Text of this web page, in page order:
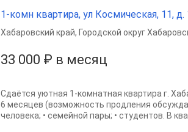
1-комн квартира, ул Космическая, 11, д.
33 000 ₽ в месяц
Хабаровский край, Городской округ
Сдаётся уютная 1-комнатная квартира г.
6 месяцев (возможность продления
человека; • семейной пары; • студентов. В